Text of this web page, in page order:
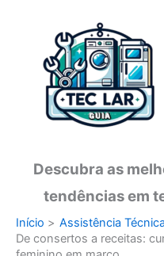
conteúdo
Descubra as
tendências em
Início
Assistência Técnica
De consertos a receitas: